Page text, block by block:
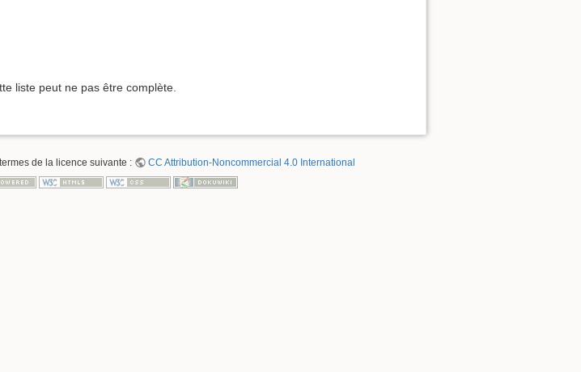
liste peut ne pas être complète.
de la licence suivante : CC Attribution-Noncommercial 4.0 International